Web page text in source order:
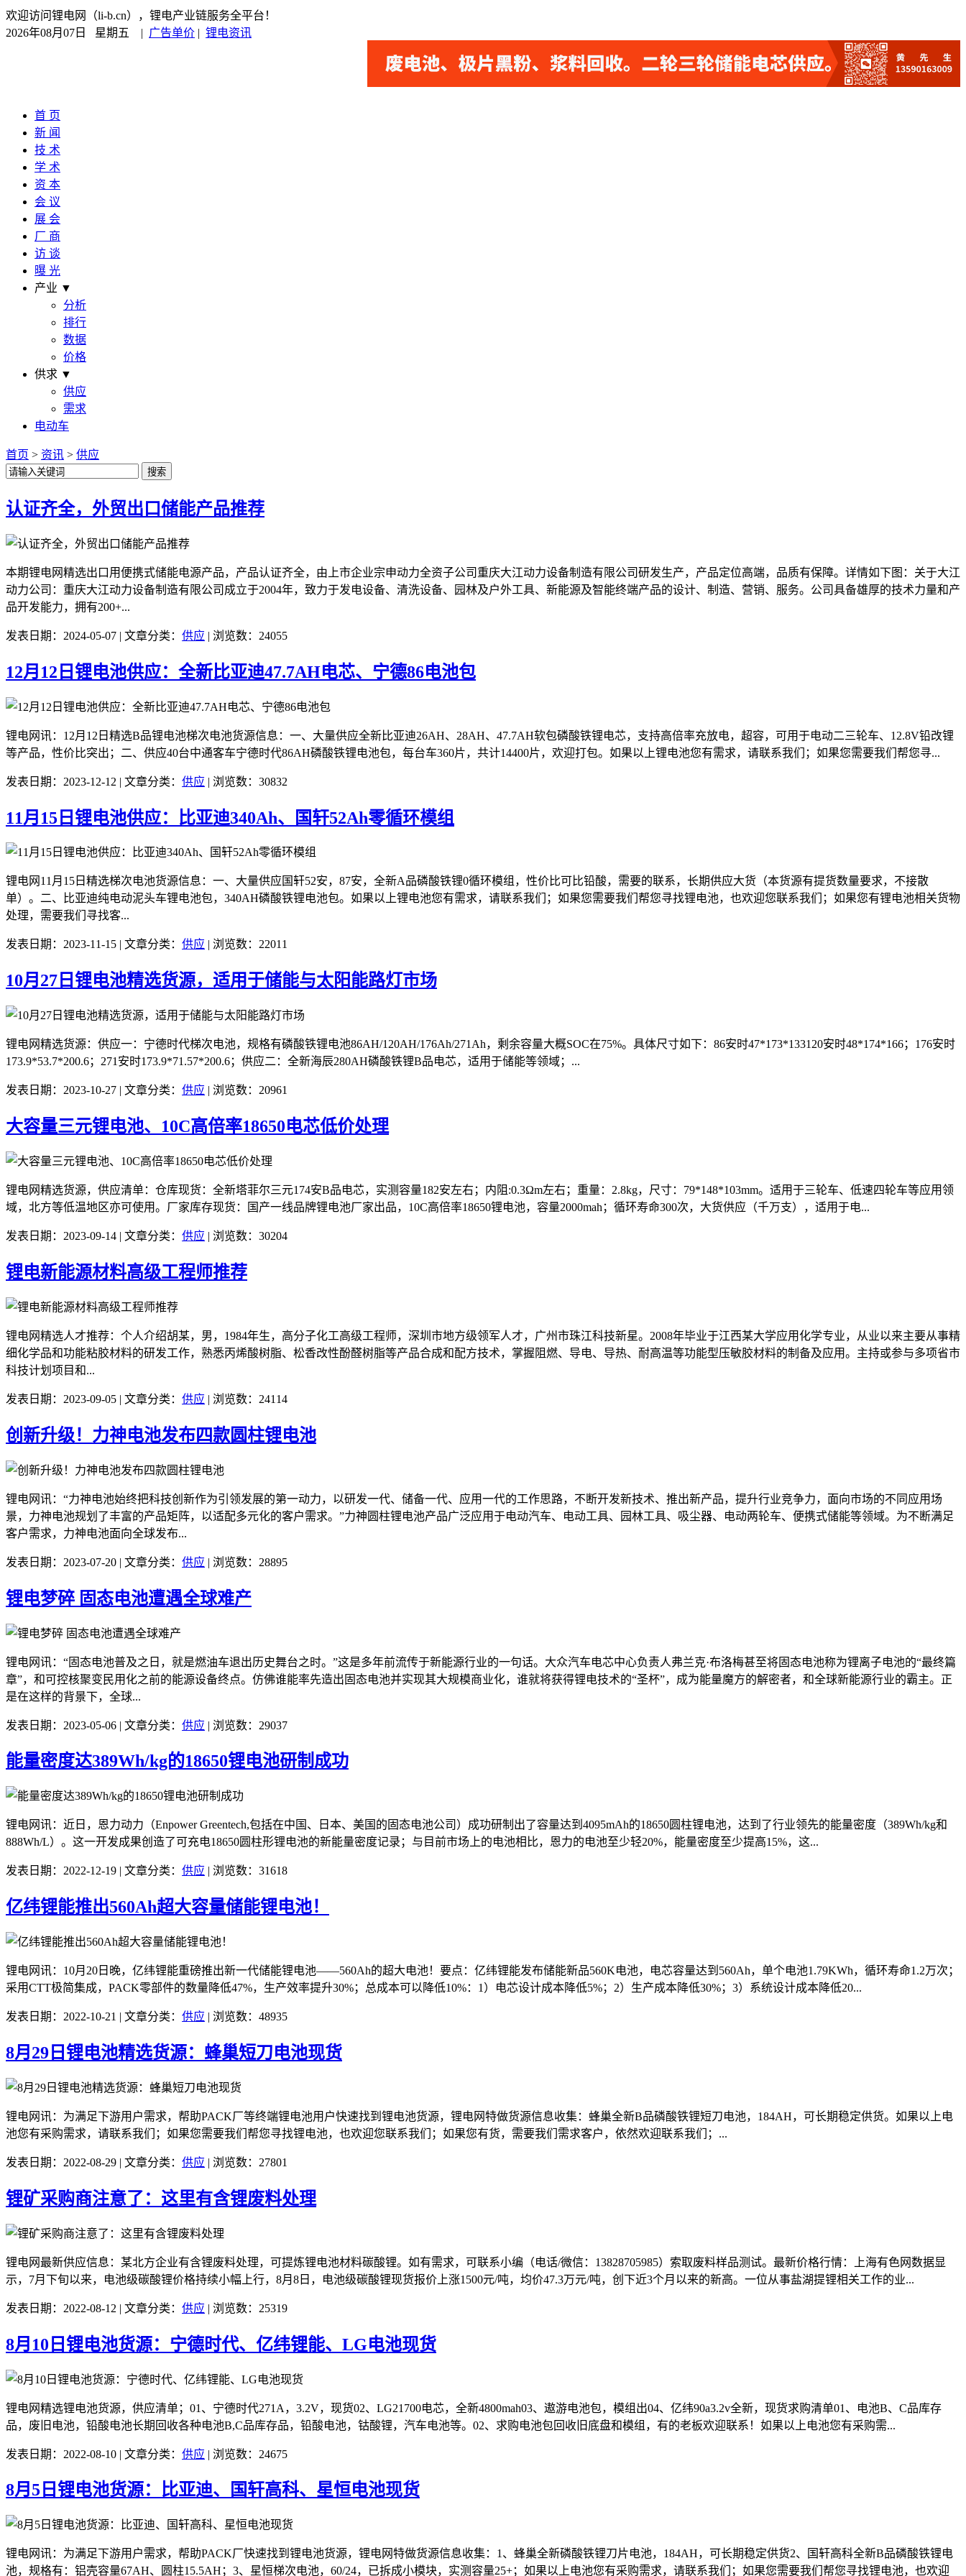
欢迎访问锂电网（li-b.cn），锂电产业链服务全平台！
2026年08月07日 星期五
| 广告单价 | 锂电资讯
首 页
新 闻
技 术
学 术
资 本
会 议
展 会
厂 商
访 谈
曝 光
产业 ▼
分析
排行
数据
价格
供求 ▼
供应
需求
电动车
首页 > 资讯 > 供应
认证齐全，外贸出口储能产品推荐
本期锂电网精选出口用便携式储能电源产品，产品认证齐全，由上市企业宗申动力全资子公司重庆大江动力设备制造有限公司研发生产，产品定位高端，品质有保障。详情如下图：关于大江
动力公司：重庆大江动力设备制造有限公司成立于2004年，致力于发电设备、清洗设备、园林及户外工具、新能源及智能终端产品的设计、制造、营销、服务。公司具备雄厚的技术力量和产
品开发能力，拥有200+...
发表日期：2024-05-07 | 文章分类： 供应 | 浏览数：24055
12月12日锂电池供应：全新比亚迪47.7AH电芯、宁德86电池包
锂电网讯：12月12日精选B品锂电池梯次电池货源信息：一、大量供应全新比亚迪26AH、28AH、47.7AH软包磷酸铁锂电芯，支持高倍率充放电，超容，可用于电动二三轮车、12.8V铅改锂
等产品，性价比突出；二、供应40台中通客车宁德时代86AH磷酸铁锂电池包，每台车360片，共计14400片，欢迎打包。如果以上锂电池您有需求，请联系我们；如果您需要我们帮您寻...
发表日期：2023-12-12 | 文章分类： 供应 | 浏览数：30832
11月15日锂电池供应：比亚迪340Ah、国轩52Ah零循环模组
锂电网11月15日精选梯次电池货源信息：一、大量供应国轩52安，87安，全新A品磷酸铁锂0循环模组，性价比可比铅酸，需要的联系，长期供应大货（本货源有提货数量要求，不接散
单）。二、比亚迪纯电动泥头车锂电池包，340AH磷酸铁锂电池包。如果以上锂电池您有需求，请联系我们；如果您需要我们帮您寻找锂电池，也欢迎您联系我们；如果您有锂电池相关货物
处理，需要我们寻找客...
发表日期：2023-11-15 | 文章分类： 供应 | 浏览数：22011
10月27日锂电池精选货源，适用于储能与太阳能路灯市场
锂电网精选货源：供应一：宁德时代梯次电池，规格有磷酸铁锂电池86AH/120AH/176Ah/271Ah，剩余容量大概SOC在75%。具体尺寸如下：86安时47*173*133120安时48*174*166；176安时
173.9*53.7*200.6；271安时173.9*71.57*200.6；供应二：全新海辰280AH磷酸铁锂B品电芯，适用于储能等领域；...
发表日期：2023-10-27 | 文章分类： 供应 | 浏览数：20961
大容量三元锂电池、10C高倍率18650电芯低价处理
锂电网精选货源，供应清单：仓库现货：全新塔菲尔三元174安B品电芯，实测容量182安左右；内阻:0.3Ωm左右；重量：2.8kg，尺寸：79*148*103mm。适用于三轮车、低速四轮车等应用领
域，北方等低温地区亦可使用。厂家库存现货：国产一线品牌锂电池厂家出品，10C高倍率18650锂电池，容量2000mah；循环寿命300次，大货供应（千万支），适用于电...
发表日期：2023-09-14 | 文章分类： 供应 | 浏览数：30204
锂电新能源材料高级工程师推荐
锂电网精选人才推荐：个人介绍胡某，男，1984年生，高分子化工高级工程师，深圳市地方级领军人才，广州市珠江科技新星。2008年毕业于江西某大学应用化学专业，从业以来主要从事精
细化学品和功能粘胶材料的研发工作，熟悉丙烯酸树脂、松香改性酚醛树脂等产品合成和配方技术，掌握阻燃、导电、导热、耐高温等功能型压敏胶材料的制备及应用。主持或参与多项省市
科技计划项目和...
发表日期：2023-09-05 | 文章分类： 供应 | 浏览数：24114
创新升级！力神电池发布四款圆柱锂电池
锂电网讯：“力神电池始终把科技创新作为引领发展的第一动力，以研发一代、储备一代、应用一代的工作思路，不断开发新技术、推出新产品，提升行业竞争力，面向市场的不同应用场
景，力神电池规划了丰富的产品矩阵，以适配多元化的客户需求。”力神圆柱锂电池产品广泛应用于电动汽车、电动工具、园林工具、吸尘器、电动两轮车、便携式储能等领域。为不断满足
客户需求，力神电池面向全球发布...
发表日期：2023-07-20 | 文章分类： 供应 | 浏览数：28895
锂电梦碎 固态电池遭遇全球难产
锂电网讯：“固态电池普及之日，就是燃油车退出历史舞台之时。”这是多年前流传于新能源行业的一句话。大众汽车电芯中心负责人弗兰克·布洛梅甚至将固态电池称为锂离子电池的“最终篇
章”，和可控核聚变民用化之前的能源设备终点。仿佛谁能率先造出固态电池并实现其大规模商业化，谁就将获得锂电技术的“圣杯”，成为能量魔方的解密者，和全球新能源行业的霸主。正
是在这样的背景下，全球...
发表日期：2023-05-06 | 文章分类： 供应 | 浏览数：29037
能量密度达389Wh/kg的18650锂电池研制成功
锂电网讯：近日，恩力动力（Enpower Greentech,包括在中国、日本、美国的固态电池公司）成功研制出了容量达到4095mAh的18650圆柱锂电池，达到了行业领先的能量密度（389Wh/kg和
888Wh/L）。这一开发成果创造了可充电18650圆柱形锂电池的新能量密度记录；与目前市场上的电池相比，恩力的电池至少轻20%，能量密度至少提高15%，这...
发表日期：2022-12-19 | 文章分类： 供应 | 浏览数：31618
亿纬锂能推出560Ah超大容量储能锂电池！
锂电网讯：10月20日晚，亿纬锂能重磅推出新一代储能锂电池——560Ah的超大电池！要点：亿纬锂能发布储能新品560K电池，电芯容量达到560Ah，单个电池1.79KWh，循环寿命1.2万次；
采用CTT极简集成，PACK零部件的数量降低47%，生产效率提升30%；总成本可以降低10%：1）电芯设计成本降低5%；2）生产成本降低30%；3）系统设计成本降低20...
发表日期：2022-10-21 | 文章分类： 供应 | 浏览数：48935
8月29日锂电池精选货源：蜂巢短刀电池现货
锂电网讯：为满足下游用户需求，帮助PACK厂等终端锂电池用户快速找到锂电池货源，锂电网特做货源信息收集：蜂巢全新B品磷酸铁锂短刀电池，184AH，可长期稳定供货。如果以上电
池您有采购需求，请联系我们；如果您需要我们帮您寻找锂电池，也欢迎您联系我们；如果您有货，需要我们需求客户，依然欢迎联系我们；...
发表日期：2022-08-29 | 文章分类： 供应 | 浏览数：27801
锂矿采购商注意了：这里有含锂废料处理
锂电网最新供应信息：某北方企业有含锂废料处理，可提炼锂电池材料碳酸锂。如有需求，可联系小编（电话/微信：13828705985）索取废料样品测试。最新价格行情：上海有色网数据显
示，7月下旬以来，电池级碳酸锂价格持续小幅上行，8月8日，电池级碳酸锂现货报价上涨1500元/吨，均价47.3万元/吨，创下近3个月以来的新高。一位从事盐湖提锂相关工作的业...
发表日期：2022-08-12 | 文章分类： 供应 | 浏览数：25319
8月10日锂电池货源：宁德时代、亿纬锂能、LG电池现货
锂电网精选锂电池货源，供应清单；01、宁德时代271A，3.2V，现货02、LG21700电芯，全新4800mah03、遨游电池包，模组出04、亿纬90a3.2v全新，现货求购清单01、电池B、C品库存
品，废旧电池，铅酸电池长期回收各种电池B,C品库存品，铅酸电池，钴酸锂，汽车电池等。02、求购电池包回收旧底盘和模组，有的老板欢迎联系！如果以上电池您有采购需...
发表日期：2022-08-10 | 文章分类： 供应 | 浏览数：24675
8月5日锂电池货源：比亚迪、国轩高科、星恒电池现货
锂电网讯：为满足下游用户需求，帮助PACK厂快速找到锂电池货源，锂电网特做货源信息收集：1、蜂巢全新磷酸铁锂刀片电池，184AH，可长期稳定供货2、国轩高科全新B品磷酸铁锂电
池，规格有：铝壳容量67AH、圆柱15.5AH；3、星恒梯次电池，60/24，已拆成小模块，实测容量25+；如果以上电池您有采购需求，请联系我们；如果您需要我们帮您寻找锂电池，也欢迎